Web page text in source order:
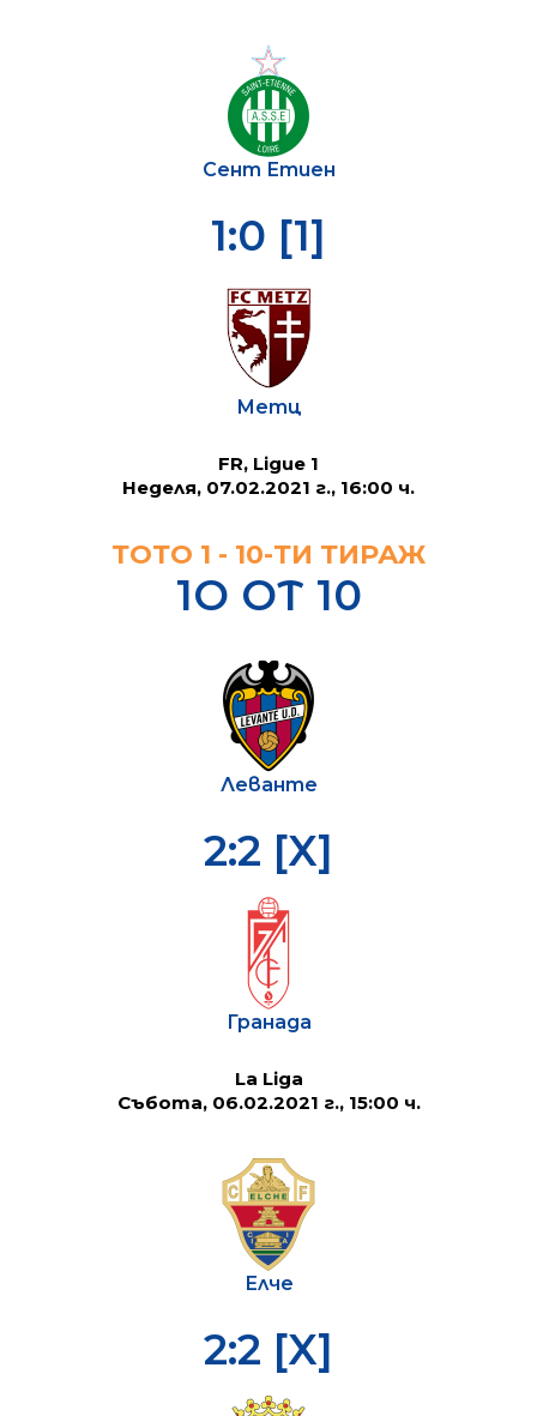
Сент Етиен
1:0 [1]
Метц
FR, Ligue 1
Неделя, 07.02.2021 г., 16:00 ч.
ТОТО 1 - 10-ТИ ТИРАЖ
1О ОТ 10
Леванте
2:2 [X]
Гранада
La Liga
Събота, 06.02.2021 г., 15:00 ч.
Елче
2:2 [X]